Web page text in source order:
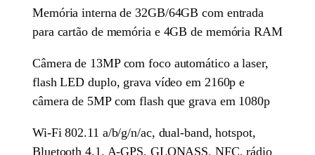
Memória interna de 32GB/64GB com entrada
para cartão de memória e 4GB de memória RAM
Câmera de 13MP com foco automático a laser,
flash LED duplo, grava vídeo em 2160p e
câmera de 5MP com flash que grava em 1080p
Wi-Fi 802.11 a/b/g/n/ac, dual-band, hotspot,
Bluetooth 4.1, A-GPS, GLONASS, NFC, rádio